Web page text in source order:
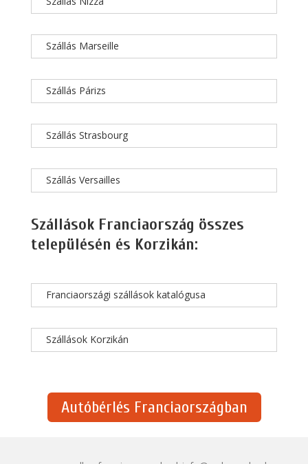
Szállás Marseille
Szállás Párizs
Szállás Strasbourg
Szállás Versailles
Szállások Franciaország összes
településén és Korzikán:
Franciaországi szállások katalógusa
Szállások Korzikán
Autóbérlés Franciaországban